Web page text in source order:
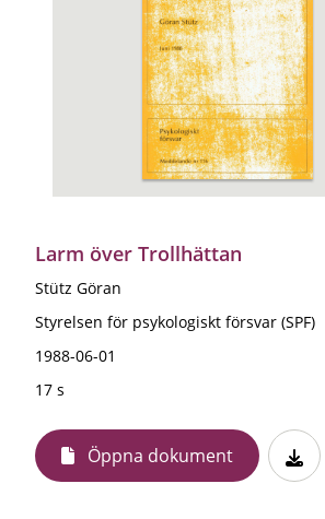
Larm över Trollhättan
Stütz Göran
Styrelsen för psykologiskt försvar (SPF)
1988-06-01
17 s
Öppna dokument